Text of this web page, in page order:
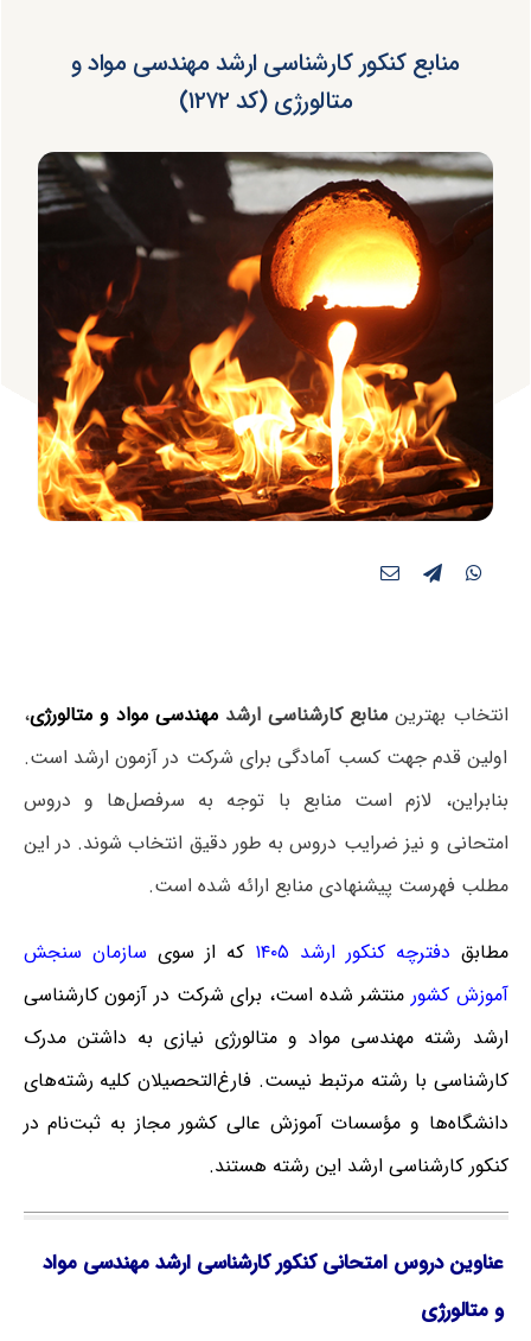
منابع کنکور کارشناسی ارشد مهندسی مواد و
متالورژی (کد ۱۲۷۲)
انتخاب بهترین منابع کارشناسی ارشدمهندسی مواد و متالورژی،
اولین قدم جهت کسب آمادگی برای شرکت در آزمون ارشد است.
بنابراین، لازم است منابع با توجه به سرفصل‌ها و دروس
امتحانی و نیز ضرایب دروس به طور دقیق انتخاب شوند. در این
مطلب فهرست پیشنهادی منابع ارائه شده است.
مطابق دفترچه کنکور ارشد ۱۴۰۵ که از سوی سازمان سنجش
آموزش کشور منتشر شده است، برای شرکت در آزمون کارشناسی
ارشد رشته مهندسی مواد و متالورژی نیازی به داشتن مدرک
کارشناسی با رشته مرتبط نیست. فارغ‌‌التحصیلان کلیه رشته‌های
دانشگاه‌ها و مؤسسات آموزش عالی کشور مجاز به ثبت‌نام در
کنکور کارشناسی ارشد این رشته هستند.
عناوین دروس امتحانی کنکور کارشناسی ارشد مهندسی مواد
و متالورژی